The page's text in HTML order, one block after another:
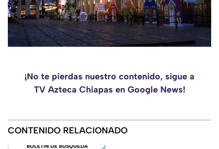
¡No te pierdas nuestro contenido, sigue a
TV Azteca Chiapas en Google News!
CONTENIDO RELACIONADO